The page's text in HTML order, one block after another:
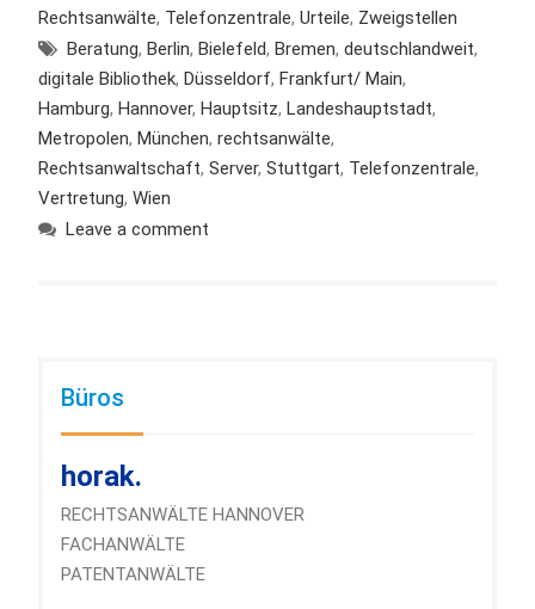
Rechtsanwälte, Telefonzentrale, Urteile, Zweigstellen
Beratung, Berlin, Bielefeld, Bremen, deutschlandweit,
digitale Bibliothek, Düsseldorf, Frankfurt/ Main,
Hamburg, Hannover, Hauptsitz, Landeshauptstadt,
Metropolen, München, rechtsanwälte,
Rechtsanwaltschaft, Server, Stuttgart, Telefonzentrale,
Vertretung, Wien
Leave a comment
Büros
horak.
RECHTSANWÄLTE HANNOVER
FACHANWÄLTE
PATENTANWÄLTE